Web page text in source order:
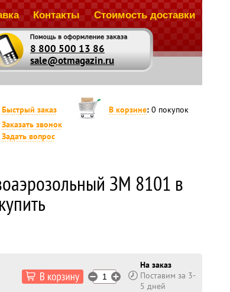
8 800 500 13 86
sale@otmagazin.ru
Контакты Стоимость доставки
Быстрый заказ В корзине: 0 покупок
Заказать звонок
Задать вопрос
ЗМ 8101 в
На заказ
Поставим за 3-
5 дней